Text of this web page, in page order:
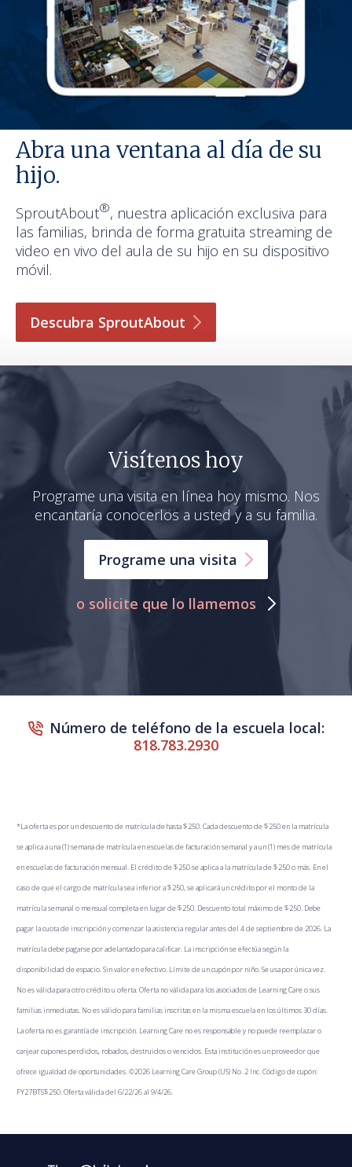
Abra una ventana al día de su
hijo.
SproutAbout®, nuestra aplicación exclusiva para
las familias, brinda de forma gratuita streaming de
video en vivo del aula de su hijo en su dispositivo
móvil.
Descubra SproutAbout
Visítenos hoy
Programe una visita en línea hoy mismo. Nos
encantaría conocerlos a usted y a su familia.
Programe una visita
o solicite que lo llamemos
Número de teléfono de la escuela local:
818.783.2930
*La oferta es por un descuento de matrícula de hasta $250. Cada descuento de $250 en la matrícula
se aplica a una (1) semana de matrícula en escuelas de facturación semanal y a un (1) mes de matrícula
en escuelas de facturación mensual. El crédito de $250 se aplica a la matrícula de $250 o más. En el
caso de que el cargo de matrícula sea inferior a $250, se aplicará un crédito por el monto de la
matrícula semanal o mensual completa en lugar de $250. Descuento total máximo de $250. Debe
pagar la cuota de inscripción y comenzar la asistencia regular antes del 4 de septiembre de 2026. La
matrícula debe pagarse por adelantado para calificar. La inscripción se efectúa según la
disponibilidad de espacio. Sin valor en efectivo. Límite de un cupón por niño. Se usa por única vez.
No es válida para otro crédito u oferta. Oferta no válida para los asociados de Learning Care o sus
familias inmediatas. No es válido para familias inscritas en la misma escuela en los últimos 30 días.
La oferta no es garantía de inscripción. Learning Care no es responsable y no puede reemplazar o
canjear cupones perdidos, robados, destruidos o vencidos. Esta institución es un proveedor que
ofrece igualdad de oportunidades. ©2026 Learning Care Group (US) No. 2 Inc. Código de cupón:
FY27BTS$250. Oferta válida del 6/22/26 al 9/4/26.